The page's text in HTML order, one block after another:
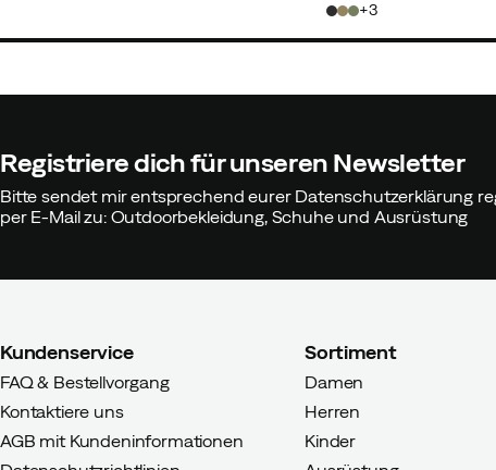
3
Registriere dich für unseren Newsletter
Bitte sendet mir entsprechend eurer Datenschutzerklärung
per E-Mail zu: Outdoorbekleidung, Schuhe und Ausrüstung
Kundenservice
FAQ & Bestellvorgang
Kontaktiere uns
AGB mit Kundeninformationen
Sortiment
Damen
Herren
Kinder